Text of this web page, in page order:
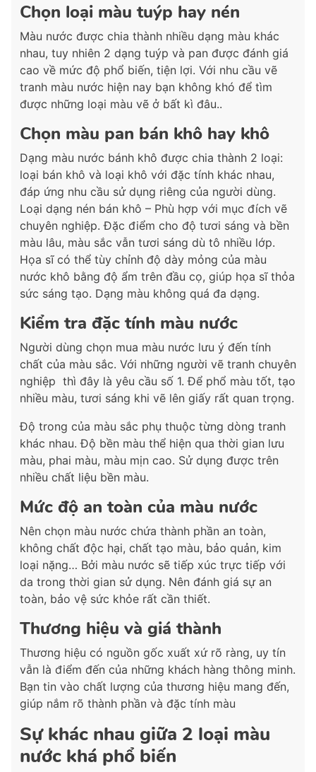
Chọn loại màu tuýp hay nén
Màu nước được chia thành nhiều dạng màu khác
nhau, tuy nhiên 2 dạng tuýp và pan được đánh giá
cao về mức độ phổ biến, tiện lợi. Với nhu cầu vẽ
tranh màu nước hiện nay bạn không khó để tìm
được những loại màu vẽ ở bất kì đâu..
Chọn màu pan bán khô hay khô
Dạng màu nước bánh khô được chia thành 2 loại:
loại bán khô và loại khô với đặc tính khác nhau,
đáp ứng nhu cầu sử dụng riêng của người dùng.
Loại dạng nén bán khô – Phù hợp với mục đích vẽ
chuyên nghiệp. Đặc điểm cho độ tươi sáng và bền
màu lâu, màu sắc vẫn tươi sáng dù tô nhiều lớp.
Họa sĩ có thể tùy chỉnh độ dày mỏng của màu
nước khô bằng độ ẩm trên đầu cọ, giúp họa sĩ thỏa
sức sáng tạo. Dạng màu không quá đa dạng.
Kiểm tra đặc tính màu nước
Người dùng chọn mua màu nước lưu ý đến tính
chất của màu sắc. Với những người vẽ tranh chuyên
nghiệp thì đây là yêu cầu số 1. Để phổ màu tốt, tạo
nhiều màu, tươi sáng khi vẽ lên giấy rất quan trọng.
Độ trong của màu sắc phụ thuộc từng dòng tranh
khác nhau. Độ bền màu thể hiện qua thời gian lưu
màu, phai màu, màu mịn cao. Sử dụng được trên
nhiều chất liệu bền màu.
Mức độ an toàn của màu nước
Nên chọn màu nước chứa thành phần an toàn,
không chất độc hại, chất tạo màu, bảo quản, kim
loại nặng… Bởi màu nước sẽ tiếp xúc trực tiếp với
da trong thời gian sử dụng. Nên đánh giá sự an
toàn, bảo vệ sức khỏe rất cần thiết.
Thương hiệu và giá thành
Thương hiệu có nguồn gốc xuất xứ rõ ràng, uy tín
vẫn là điểm đến của những khách hàng thông minh.
Bạn tin vào chất lượng của thương hiệu mang đến,
giúp nắm rõ thành phần và đặc tính màu
Sự khác nhau giữa 2 loại màu
nước khá phổ biến